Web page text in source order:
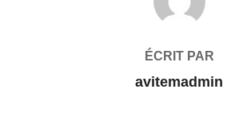
ÉCRIT PAR
avitemadmin